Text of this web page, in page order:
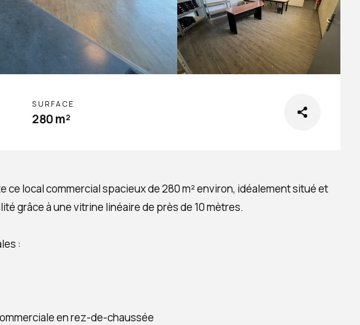
SURFACE
280 m²
ce local commercial spacieux de 280 m² environ, idéalement situé et
grâce à une vitrine linéaire de près de 10 mètres.
:
en rez-de-chaussée